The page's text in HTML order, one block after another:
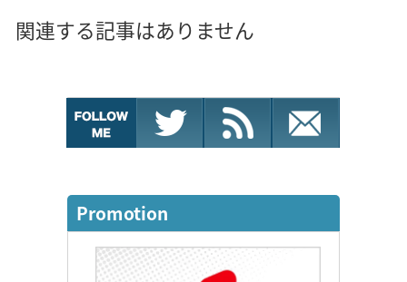
関連する記事はありません
Promotion